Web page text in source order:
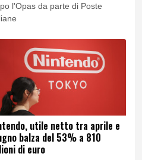
l'Opas da parte di Poste
utile netto tra aprile e
balza del 53% a 810
di euro